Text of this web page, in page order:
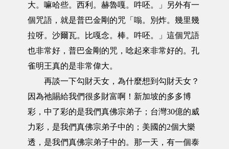
大。嘛哈些。西利。赫魯嘎。吽呸。」另外有一
個咒語，就是普巴金剛的咒「嗡。別炸。幾里幾
拉呀。沙爾瓦。比嘎念。棒。吽呸。」這個咒語
也非常好，普巴金剛的咒，唸起來非常好的。孔
雀明王真的是非常偉大。
再談一下勾財天女，為什麼想到勾財天女？
因為祂賜給我們很多財富啊！新加坡的多多博
彩，中了彩的是我們真佛宗弟子；台灣30億的威
力彩，是我們真佛宗弟子中的；美國的2個大樂
透，是我們真佛宗弟子中的。那一天，有一個泰